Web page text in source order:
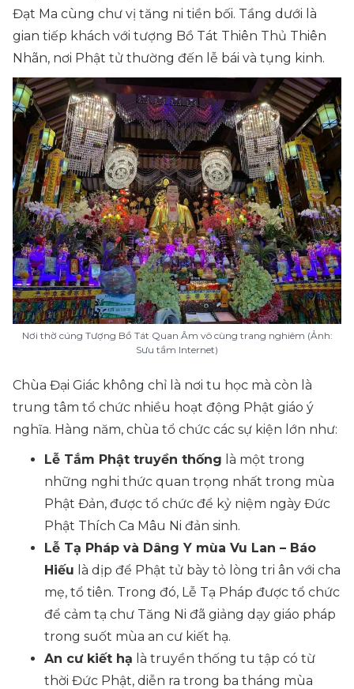
Đạt Ma cùng chư vị tăng ni tiền bối. Tầng dưới là
gian tiếp khách với tượng Bồ Tát Thiên Thủ Thiên
Nhãn, nơi Phật tử thường đến lễ bái và tụng kinh.
Nơi thờ cúng Tượng Bồ Tát Quan Âm vô cùng trang nghiêm (Ảnh:
Sưu tầm Internet)
Chùa Đại Giác không chỉ là nơi tu học mà còn là
trung tâm tổ chức nhiều hoạt động Phật giáo ý
nghĩa. Hàng năm, chùa tổ chức các sự kiện lớn như:
Lễ Tắm Phật truyền thống là một trong
những nghi thức quan trọng nhất trong mùa
Phật Đản, được tổ chức để kỷ niệm ngày Đức
Phật Thích Ca Mâu Ni đản sinh.
Lễ Tạ Pháp và Dâng Y mùa Vu Lan – Báo
Hiếu là dịp để Phật tử bày tỏ lòng tri ân với cha
mẹ, tổ tiên. Trong đó, Lễ Tạ Pháp được tổ chức
để cảm tạ chư Tăng Ni đã giảng dạy giáo pháp
trong suốt mùa an cư kiết hạ.
An cư kiết hạ là truyền thống tu tập có từ
thời Đức Phật, diễn ra trong ba tháng mùa